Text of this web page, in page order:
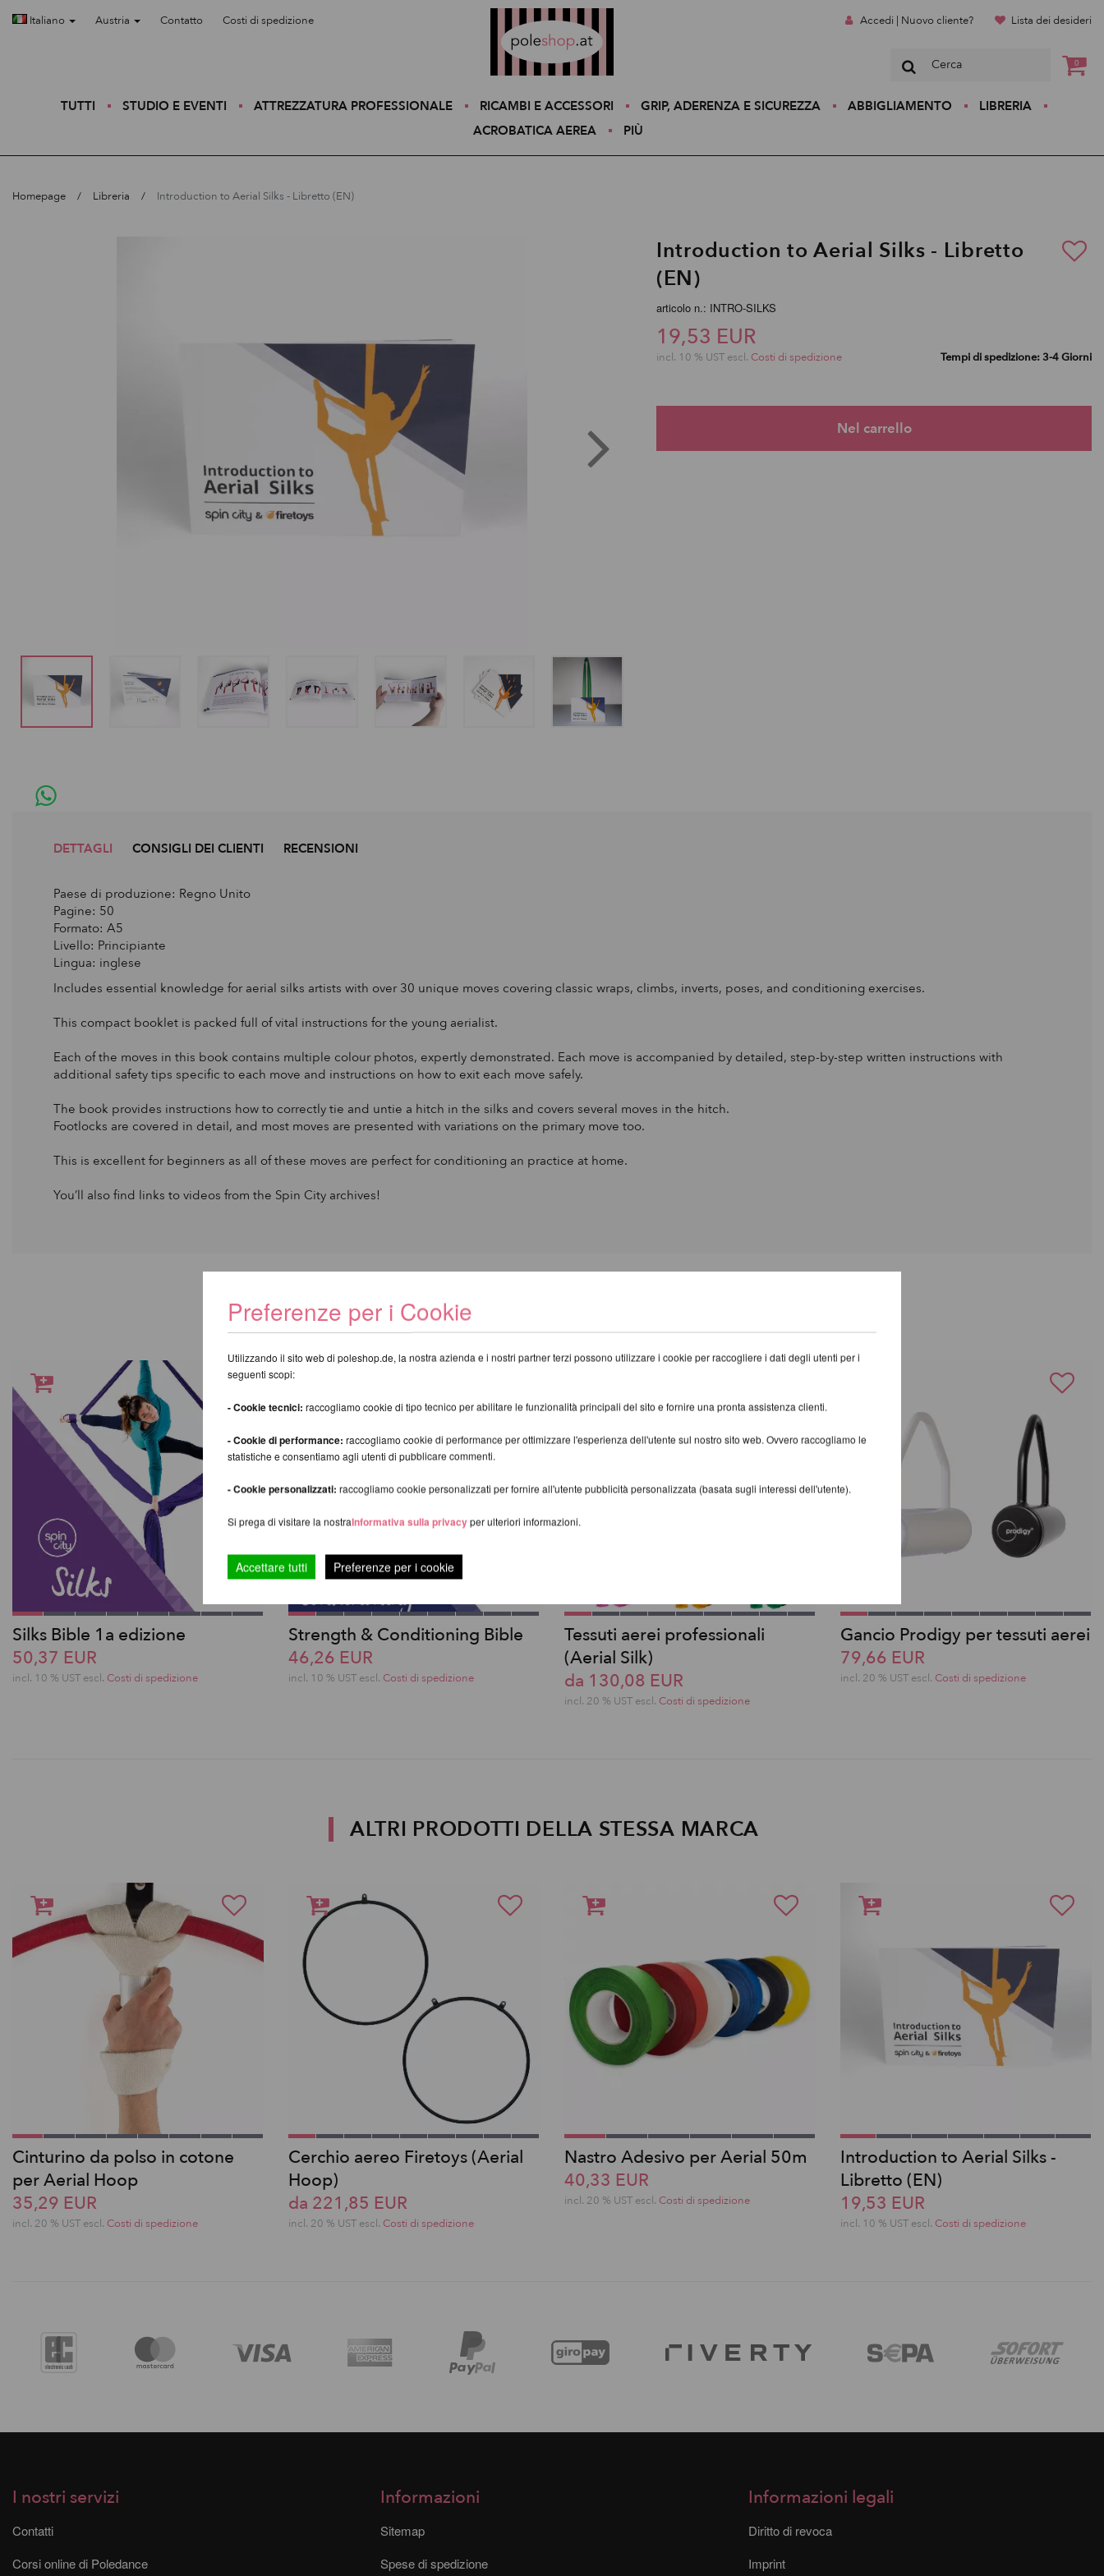
Italiano Austria Contatto Costi di spedizione Accedi | Nuovo cliente? Lista dei desideri
0
TUTTI STUDIO E EVENTI ATTREZZATURA PROFESSIONALE RICAMBI E ACCESSORI GRIP, ADERENZA E SICUREZZA ABBIGLIAMENTO
LIBRERIA
ACROBATICA AEREA
PIÙ
Homepage Libreria Introduction to Aerial Silks - Libretto (EN)
Introduction to Aerial Silks - Libretto
(EN)
articolo n.: INTRO-SILKS
19,53 EUR
incl. 10 % UST escl. Costi di spedizione Tempi di spedizione: 3-4 Giorni
DETTAGLI CONSIGLI DEI CLIENTI RECENSIONI
Paese di produzione: Regno Unito
Pagine: 50
Formato: A5
Livello: Principiante
Lingua: inglese
Includes essential knowledge for aerial silks artists with over 30 unique moves covering classic wraps, climbs, inverts, poses, and conditioning exercises.
This compact booklet is packed full of vital instructions for the young aerialist.
Each of the moves in this book contains multiple colour photos, expertly demonstrated. Each move is accompanied by detailed, step-by-step written instructions with
additional safety tips specific to each move and instructions on how to exit each move safely.
The book provides instructions how to correctly tie and untie a hitch in the silks and covers several moves in the hitch.
Footlocks are covered in detail, and most moves are presented with variations on the primary move too.
This is excellent for beginners as all of these moves are perfect for conditioning an practice at home.
You’ll also find links to videos from the Spin City archives!
TI CONSIGLIAMO I SEGUENTI PRODOTTI
Silks Bible 1a edizione
50,37 EUR
incl. 10 % UST escl. Costi di spedizione
Strength & Conditioning Bible
46,26 EUR
incl. 10 % UST escl. Costi di spedizione
Tessuti aerei professionali
(Aerial Silk)
da 130,08 EUR
incl. 20 % UST escl. Costi di spedizione
Gancio Prodigy per tessuti aerei
79,66 EUR
incl. 20 % UST escl. Costi di spedizione
ALTRI PRODOTTI DELLA STESSA MARCA
Cinturino da polso in cotone
per Aerial Hoop
35,29 EUR
incl. 20 % UST escl. Costi di spedizione
Cerchio aereo Firetoys (Aerial
Hoop)
da 221,85 EUR
incl. 20 % UST escl. Costi di spedizione
Nastro Adesivo per Aerial 50m
40,33 EUR
incl. 20 % UST escl. Costi di spedizione
Introduction to Aerial Silks -
Libretto (EN)
19,53 EUR
incl. 10 % UST escl. Costi di spedizione
I nostri servizi
Contatti
Corsi online di Poledance
Informazioni
Sitemap
Spese di spedizione
Informazioni legali
Diritto di revoca
Imprint
Preferenze per i Cookie
Utilizzando il sito web di poleshop.de, la nostra azienda e i nostri partner terzi possono utilizzare i cookie per raccogliere i dati degli utenti per i
seguenti scopi:
- Cookie tecnici: raccogliamo cookie di tipo tecnico per abilitare le funzionalità principali del sito e fornire una pronta assistenza clienti.
- Cookie di performance: raccogliamo cookie di performance per ottimizzare l'esperienza dell'utente sul nostro sito web. Ovvero raccogliamo le
statistiche e consentiamo agli utenti di pubblicare commenti.
- Cookie personalizzati: raccogliamo cookie personalizzati per fornire all'utente pubblicità personalizzata (basata sugli interessi dell'utente).
Si prega di visitare la nostraInformativa sulla privacy per ulteriori informazioni.
Accettare tutti Preferenze per i cookie